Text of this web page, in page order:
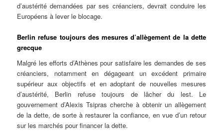
d’austérité demandées par ses créanciers, devrait conduire les
Européens à lever le blocage.
Berlin refuse toujours des mesures d’allègement de la dette
grecque
Malgré les efforts d’Athènes pour satisfaire les demandes de ses
créanciers, notamment en dégageant un excédent primaire
supérieur aux objectifs et en adoptant de nouvelles mesures
d’austérité, Berlin refuse toujours de lâcher du lest. Le
gouvernement d’Alexis Tsipras cherche à obtenir un allègement
de la dette, de sorte à restaurer la confiance, en vue d’un retour
sur les marchés pour financer la dette.